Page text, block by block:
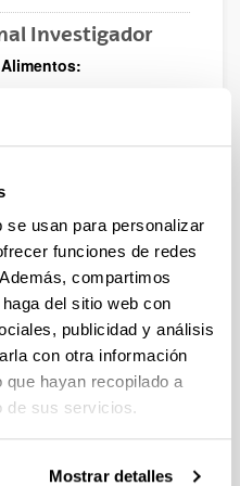
usan para personalizar
funciones de redes
compartimos
del sitio web con
publicidad y análisis
con otra información
hayan recopilado a
de sus servicios.
Mostrar detalles
Investigador
(noelia.aldai@ehu.eus)
)
Molecular:
)
)
)